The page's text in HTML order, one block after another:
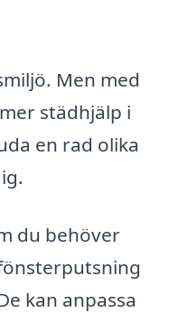
Men med
städhjälp i
en rad olika
du behöver
kan anpassa